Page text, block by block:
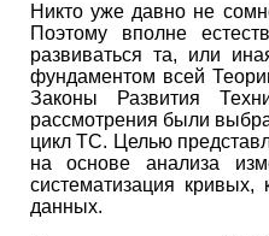
Никто уже давно не
Поэтому вполне
развиваться та, или
фундаментом всей
Законы Развития
рассмотрения были
цикл ТС. Целью
на основе анализа
систематизация
данных.